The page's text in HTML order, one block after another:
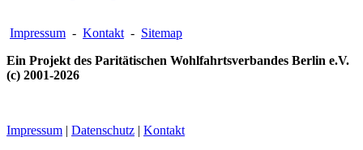
Impressum - Kontakt - Sitemap
Ein Projekt des Paritätischen Wohlfahrtsverbandes Berlin e.V.
(c) 2001-2026
Impressum | Datenschutz | Kontakt